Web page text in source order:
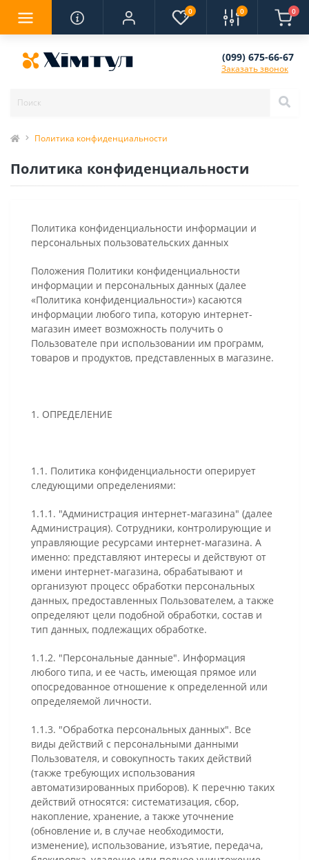
0 0 0
(099) 675-66-67
Заказать звонок
Политика конфиденциальности
Политика конфиденциальности
Политика конфиденциальности информации и
персональных пользовательских данных
Положения Политики конфиденциальности
информации и персональных данных (далее
«Политика конфиденциальности») касаются
информации любого типа, которую интернет-
магазин имеет возможность получить о
Пользователе при использовании им программ,
товаров и продуктов, представленных в магазине.
1. ОПРЕДЕЛЕНИЕ
1.1. Политика конфиденциальности оперирует
следующими определениями:
1.1.1. "Администрация интернет-магазина" (далее
Администрация). Сотрудники, контролирующие и
управляющие ресурсами интернет-магазина. А
именно: представляют интересы и действуют от
имени интернет-магазина, обрабатывают и
организуют процесс обработки персональных
данных, предоставленных Пользователем, а также
определяют цели подобной обработки, состав и
тип данных, подлежащих обработке.
1.1.2. "Персональные данные". Информация
любого типа, и ее часть, имеющая прямое или
опосредованное отношение к определенной или
определяемой личности.
1.1.3. "Обработка персональных данных". Все
виды действий с персональными данными
Пользователя, и совокупность таких действий
(также требующих использования
автоматизированных приборов). К перечню таких
действий относятся: систематизация, сбор,
накопление, хранение, а также уточнение
(обновление и, в случае необходимости,
изменение), использование, изъятие, передача,